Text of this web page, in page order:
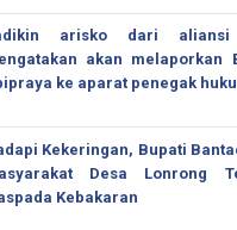
arisko dari aliansi
akan melaporkan
ke aparat penegak
Kekeringan, Bupati
Desa Lonrong
Kebakaran